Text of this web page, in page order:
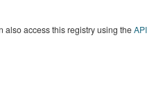
also access this registry using theAPI